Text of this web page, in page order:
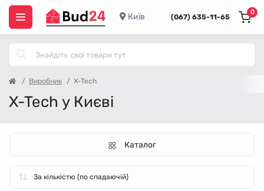
Київ (067) 635-11-65
0
Виробник X-Tech
X-Tech у Києві
Каталог